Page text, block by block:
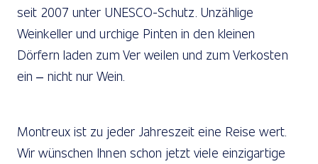
seit 2007 unter UNESCO-Schutz. Unzählige
Weinkeller und urchige Pinten in den kleinen
Dörfern laden zum Ver weilen und zum Verkosten
ein – nicht nur Wein.
Montreux ist zu jeder Jahreszeit eine Reise wert.
Wir wünschen Ihnen schon jetzt viele einzigartige